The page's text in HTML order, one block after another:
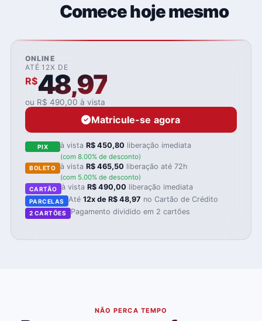
Comece hoje mesmo
ONLINE
ATÉ 12X DE
R$48,97
ou R$ 490,00 à vista
Matricule-se agora
PIX à vistaR$ 450,80 liberação imediata
(com 8.00% de desconto)
BOLETO à vistaR$ 465,50 liberação até 72h
(com 5.00% de desconto)
CARTÃO à vista R$ 490,00 liberação imediata
PARCELAS Até12x de R$ 48,97 no Cartão de Crédito
2 CARTÕES Pagamento dividido em 2 cartões
NÃO PERCA TEMPO